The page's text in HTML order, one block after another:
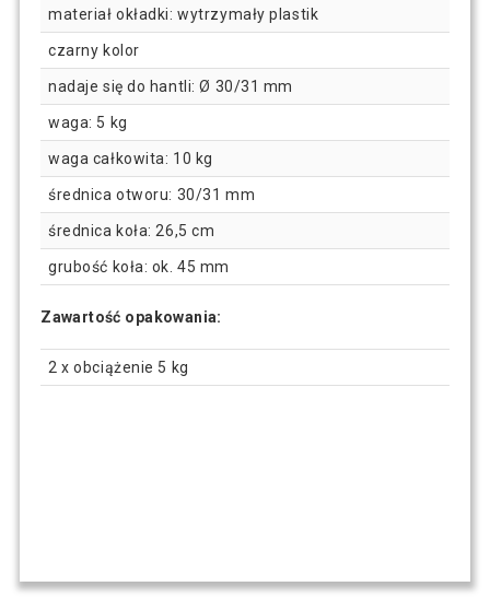
materiał okładki: wytrzymały plastik
czarny kolor
nadaje się do hantli: Ø 30/31 mm
waga: 5 kg
waga całkowita: 10 kg
średnica otworu: 30/31 mm
średnica koła: 26,5 cm
grubość koła: ok. 45 mm
Zawartość opakowania:
2 x obciążenie 5 kg